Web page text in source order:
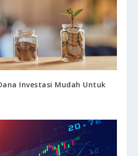
Investasi Mudah Untuk